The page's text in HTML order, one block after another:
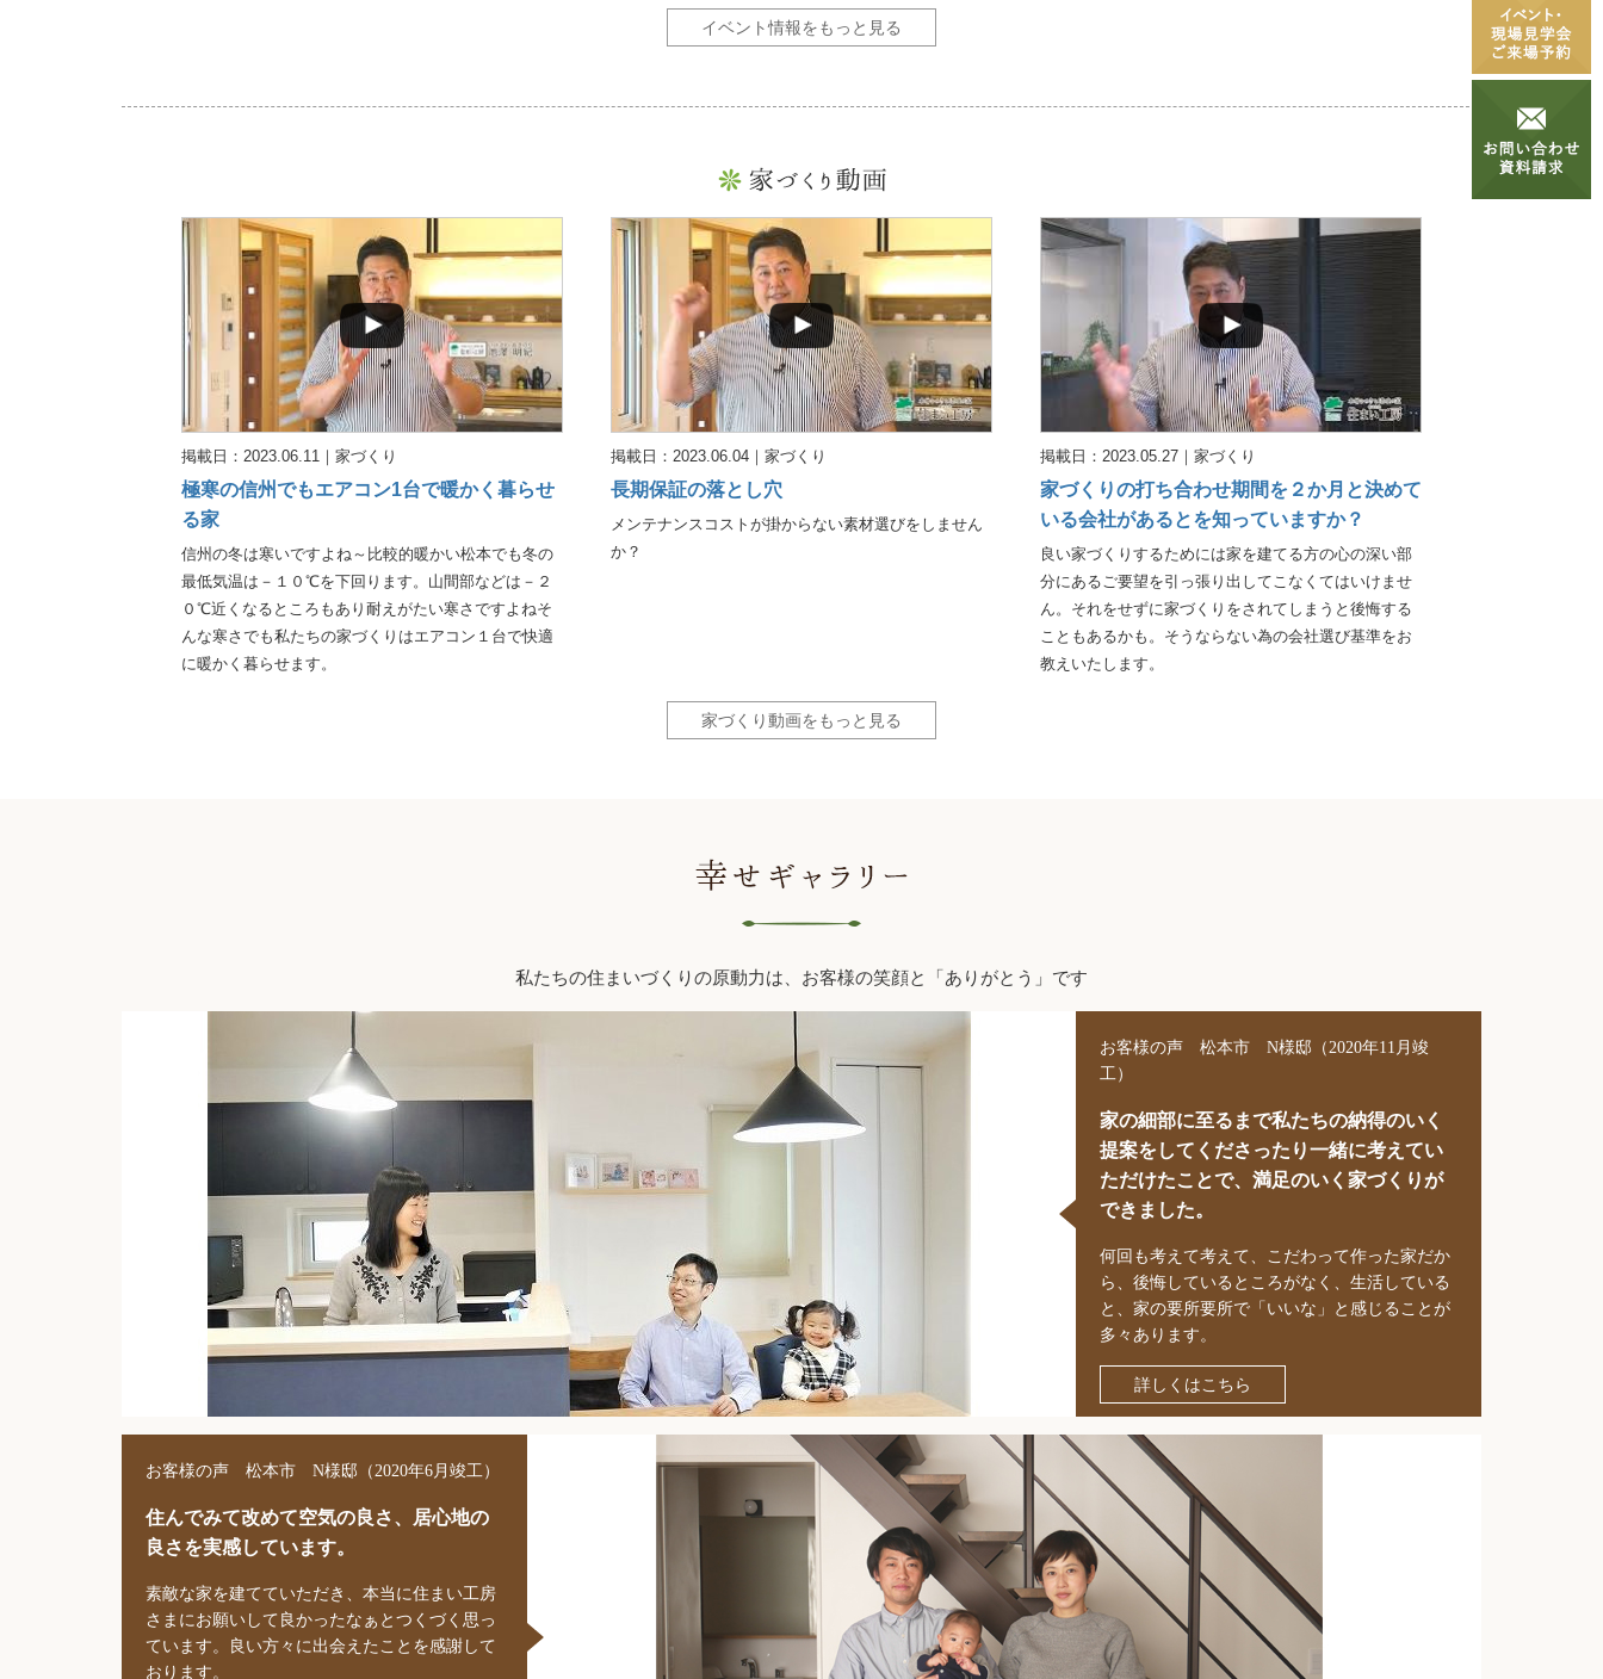
イベント情報をもっと見る
掲載日：2023.06.11 ｜ 家づくり
極寒の信州でもエアコン1台で暖かく暮らせ
る家
信州の冬は寒いですよね～比較的暖かい松本でも冬の
最低気温は－１０℃を下回ります。山間部などは－２
０℃近くなるところもあり耐えがたい寒さですよねそ
んな寒さでも私たちの家づくりはエアコン１台で快適
に暖かく暮らせます。
掲載日：2023.06.04 ｜ 家づくり
長期保証の落とし穴
メンテナンスコストが掛からない素材選びをしません
か？
掲載日：2023.05.27 ｜ 家づくり
家づくりの打ち合わせ期間を２か月と決めて
いる会社があるとを知っていますか？
良い家づくりするためには家を建てる方の心の深い部
分にあるご要望を引っ張り出してこなくてはいけませ
ん。それをせずに家づくりをされてしまうと後悔する
こともあるかも。そうならない為の会社選び基準をお
教えいたします。
家づくり動画をもっと見る
私たちの住まいづくりの原動力は、お客様の笑顔と「ありがとう」です
お客様の声 松本市 N様邸（2020年11月竣
工）
家の細部に至るまで私たちの納得のいく
提案をしてくださったり一緒に考えてい
ただけたことで、満足のいく家づくりが
できました。
何回も考えて考えて、こだわって作った家だか
ら、後悔しているところがなく、生活している
と、家の要所要所で「いいな」と感じることが
多々あります。
詳しくはこちら
お客様の声 松本市 N様邸（2020年6月竣工）
住んでみて改めて空気の良さ、居心地の
良さを実感しています。
素敵な家を建てていただき、本当に住まい工房
さまにお願いして良かったなぁとつくづく思っ
ています。良い方々に出会えたことを感謝して
おります。